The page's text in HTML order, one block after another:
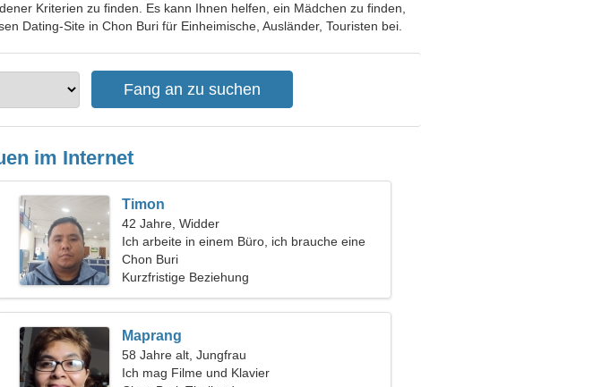
Kriterien zu finden. Es kann Ihnen helfen, ein Mädchen zu finden,
Dating-Site in Chon Buri für Einheimische, Ausländer, Touristen bei.
im Internet
Timon
42 Jahre, Widder
Ich arbeite in einem Büro, ich brauche eine
leidenschaftliche Frau
Chon Buri
Kurzfristige Beziehung
Maprang
58 Jahre alt, Jungfrau
Ich mag Filme und Klavier